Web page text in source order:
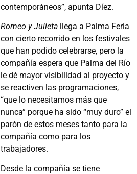
contemporáneos”, apunta Díez.
Romeo y Julieta llega a Palma Feria
con cierto recorrido en los festivales
que han podido celebrarse, pero la
compañía espera que Palma del Río
le dé mayor visibilidad al proyecto y
se reactiven las programaciones,
“que lo necesitamos más que
nunca” porque ha sido “muy duro” el
parón de estos meses tanto para la
compañía como para los
trabajadores.
Desde la compañía se tiene